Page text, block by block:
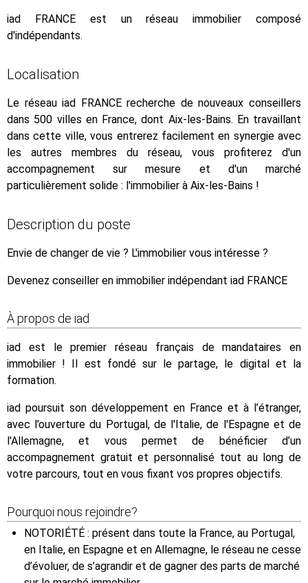
iad FRANCE est un réseau immobilier composé
d'indépendants.
Localisation
Le réseau iad FRANCE recherche de nouveaux conseillers
dans 500 villes en France, dont Aix-les-Bains. En travaillant
dans cette ville, vous entrerez facilement en synergie avec
les autres membres du réseau, vous profiterez d'un
accompagnement sur mesure et d'un marché
particulièrement solide : l'immobilier à Aix-les-Bains !
Description du poste
Envie de changer de vie ? L'immobilier vous intéresse ?
Devenez conseiller en immobilier indépendant iad FRANCE
À propos de iad
iad est le premier réseau français de mandataires en
immobilier ! Il est fondé sur le partage, le digital et la
formation.
iad poursuit son développement en France et à l’étranger,
avec l’ouverture du Portugal, de l'Italie, de l'Espagne et de
l'Allemagne, et vous permet de bénéficier d’un
accompagnement gratuit et personnalisé tout au long de
votre parcours, tout en vous fixant vos propres objectifs.
Pourquoi nous rejoindre?
NOTORIÉTÉ : présent dans toute la France, au Portugal,
en Italie, en Espagne et en Allemagne, le réseau ne cesse
d’évoluer, de s’agrandir et de gagner des parts de marché